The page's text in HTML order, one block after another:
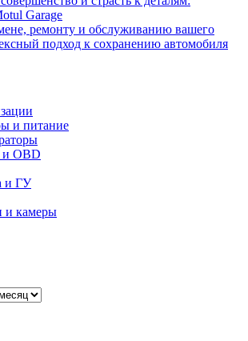
Garage
ремонту и обслуживанию вашего
подход к сохранению автомобиля
и питание
и OBD
и ГУ
и камеры